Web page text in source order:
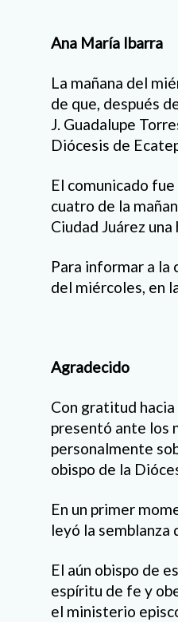
Ana María Ibarra
La mañana del
de que, después
J. Guadalupe
Diócesis de
El comunicado
cuatro de la
Ciudad Juárez
Para informar a la
del miércoles, en
Agradecido
Con gratitud hacia
presentó ante los
personalmente
obispo de la
En un primer
leyó la semblanza
El aún obispo de
espíritu de fe y
el ministerio